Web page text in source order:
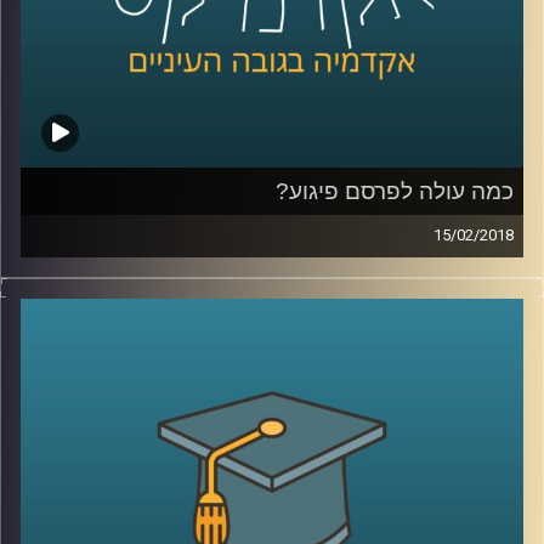
AudioVersity
כמה עולה לפרסם פיגוע?
15/02/2018
מה אתם יותר זוכרים, את התמונה של מטוסי
קולה באותה השנה? מבט על ארגוני הטרור כעל
מותגים מסחריים שופך אור על יחסי הטרור
והמדיה, יחסים שבגינם זוכים ארגוני הטרור
לשטחי פרסום אדירים שמקדמים באופן ישיר
את המטרות שלהם